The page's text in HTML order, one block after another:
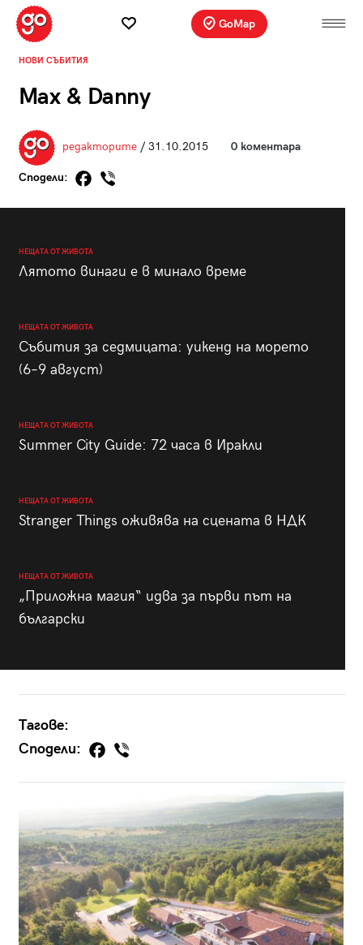
GoMap
НОВИ СЪБИТИЯ
Max & Danny
редакторите/ 31.10.2015 0 коментара
Сподели:
НЕЩАТА ОТ ЖИВОТА
Лятото винаги е в минало време
НЕЩАТА ОТ ЖИВОТА
Събития за седмицата: уикенд на морето
(6–9 август)
НЕЩАТА ОТ ЖИВОТА
Summer City Guide: 72 часа в Иракли
НЕЩАТА ОТ ЖИВОТА
Stranger Things оживява на сцената в НДК
НЕЩАТА ОТ ЖИВОТА
„Приложна магия“ идва за първи път на
български
Тагове:
Сподели: